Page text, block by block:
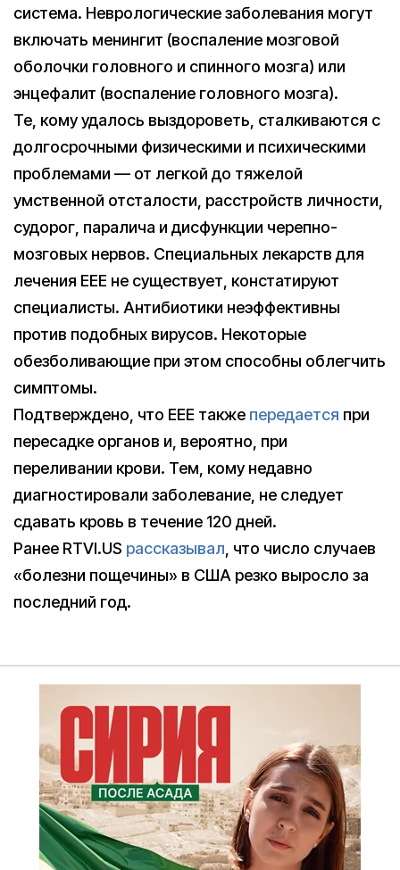
система. Неврологические заболевания могут
включать менингит (воспаление мозговой
оболочки головного и спинного мозга) или
энцефалит (воспаление головного мозга).
Те, кому удалось выздороветь, сталкиваются с
долгосрочными физическими и психическими
проблемами — от легкой до тяжелой
умственной отсталости, расстройств личности,
судорог, паралича и дисфункции черепно-
мозговых нервов. Специальных лекарств для
лечения EEE не существует, констатируют
специалисты. Антибиотики неэффективны
против подобных вирусов. Некоторые
обезболивающие при этом способны облегчить
симптомы.
Подтверждено, что EEE также передается при
пересадке органов и, вероятно, при
переливании крови. Тем, кому недавно
диагностировали заболевание, не следует
сдавать кровь в течение 120 дней.
Ранее RTVI.US рассказывал, что число случаев
«болезни пощечины» в США резко выросло за
последний год.